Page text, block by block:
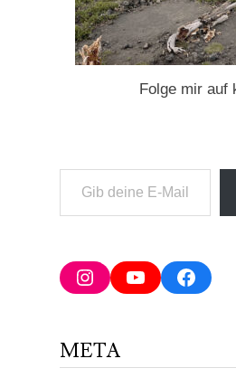
Folge mir auf
deine
Adresse
ein ...
InstagramYouTube
META